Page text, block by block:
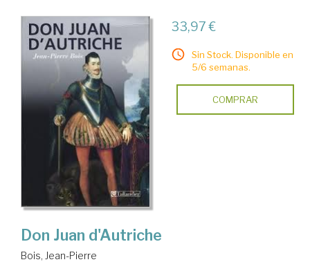
33,97 €
Sin Stock. Disponible en
5/6 semanas.
COMPRAR
Don Juan d'Autriche
Bois, Jean-Pierre